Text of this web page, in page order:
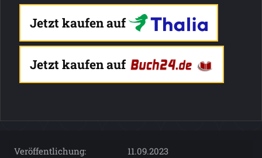
Jetzt kaufen auf
Jetzt kaufen auf
Veröffentlichung:
11.09.2023